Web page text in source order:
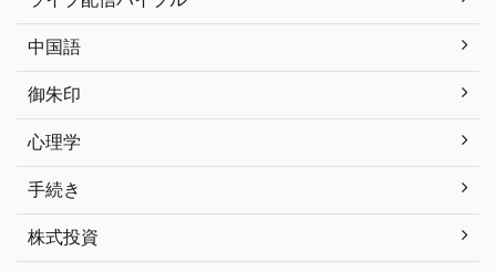
中国語
御朱印
心理学
手続き
株式投資